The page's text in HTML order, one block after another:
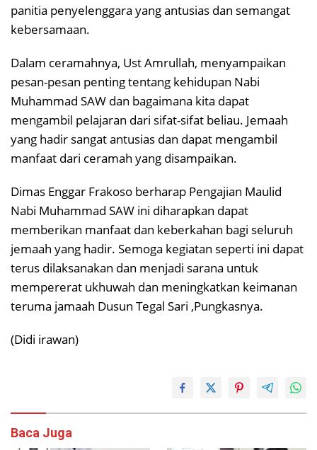
panitia penyelenggara yang antusias dan semangat
kebersamaan.
Dalam ceramahnya, Ust Amrullah, menyampaikan
pesan-pesan penting tentang kehidupan Nabi
Muhammad SAW dan bagaimana kita dapat
mengambil pelajaran dari sifat-sifat beliau. Jemaah
yang hadir sangat antusias dan dapat mengambil
manfaat dari ceramah yang disampaikan.
Dimas Enggar Frakoso berharap Pengajian Maulid
Nabi Muhammad SAW ini diharapkan dapat
memberikan manfaat dan keberkahan bagi seluruh
jemaah yang hadir. Semoga kegiatan seperti ini dapat
terus dilaksanakan dan menjadi sarana untuk
mempererat ukhuwah dan meningkatkan keimanan
teruma jamaah Dusun Tegal Sari ,Pungkasnya.
(Didi irawan)
Baca Juga